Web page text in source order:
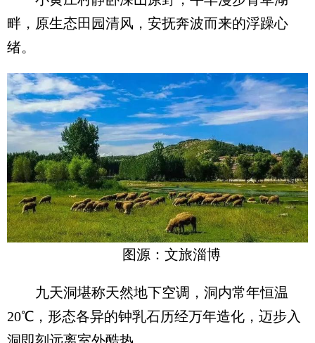
畔，原生态田园清风，安抚奔波而来的浮躁心
绪。
图源：文旅淄博
九天洞堪称天然地下空调，洞内常年恒温
20℃，形态各异的钟乳石历经万年造化，迈步入